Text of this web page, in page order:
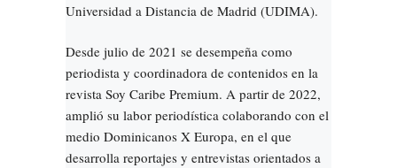
Universidad a Distancia de Madrid (UDIMA).
Desde julio de 2021 se desempeña como
periodista y coordinadora de contenidos en la
revista Soy Caribe Premium. A partir de 2022,
amplió su labor periodística colaborando con el
medio Dominicanos X Europa, en el que
desarrolla reportajes y entrevistas orientados a